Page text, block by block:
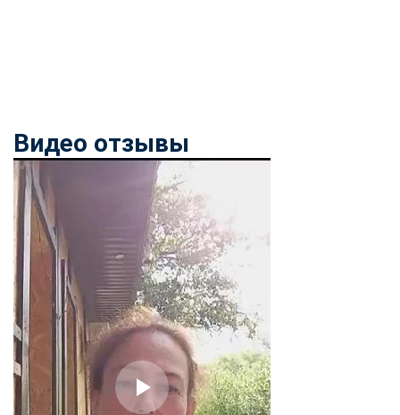
Видео отзывы